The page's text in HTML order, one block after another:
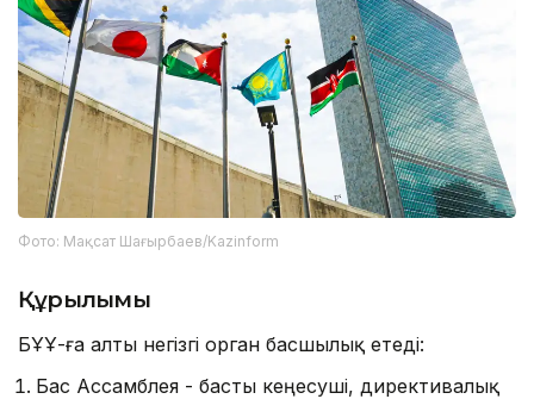
Фото: Мақсат Шағырбаев/Kazinform
Құрылымы
БҰҰ-ға алты негізгі орган басшылық етеді:
Бас Ассамблея - басты кеңесуші, директивалық